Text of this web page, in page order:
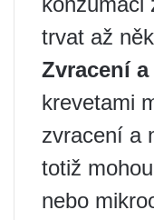
trvat až
Zvracení
krevetami
zvracení a
totiž
nebo